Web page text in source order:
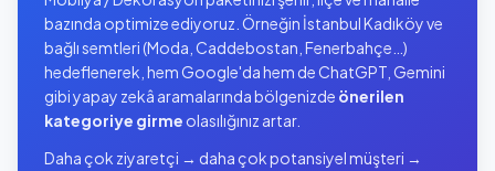
bazında optimize ediyoruz. Örneğin İstanbul Kadıköy ve
bağlı semtleri (Moda, Caddebostan, Fenerbahçe…)
hedeflenerek, hem Google'da hem de ChatGPT, Gemini
gibi yapay zekâ aramalarında bölgenizde önerilen
kategoriye girme olasılığınız artar.
Daha çok ziyaretçi → daha çok potansiyel müşteri →